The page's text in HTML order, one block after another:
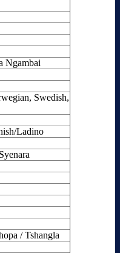
Ngambai
Swedish,
Ladino
/ Tshangla